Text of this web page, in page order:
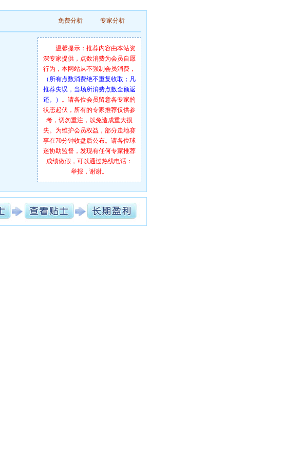
专家分析
免费分析
温馨提示：推荐内容由本站资
深专家提供，点数消费为会员自愿
行为，本网站从不强制会员消费，
（所有点数消费绝不重复收取；凡
推荐失误，当场所消费点数全额返
还。） 。请各位会员留意各专家的
状态起伏，所有的专家推荐仅供参
考，切勿重注，以免造成重大损
失。为维护会员权益，部分走地赛
事在70分钟收盘后公布。请各位球
迷协助监督，发现有任何专家推荐
成绩做假，可以通过热线电话：
举报，谢谢。